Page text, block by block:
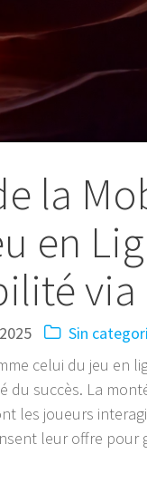
la
en
Sin
celui du jeu en
du succès. La
les joueurs
leur offre pour